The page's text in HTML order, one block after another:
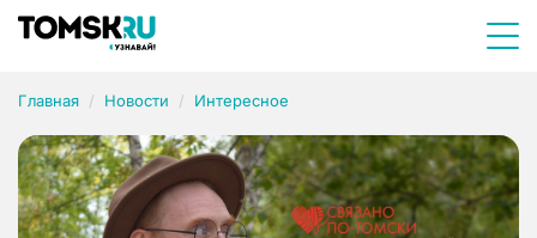
Главная Новости Интересное